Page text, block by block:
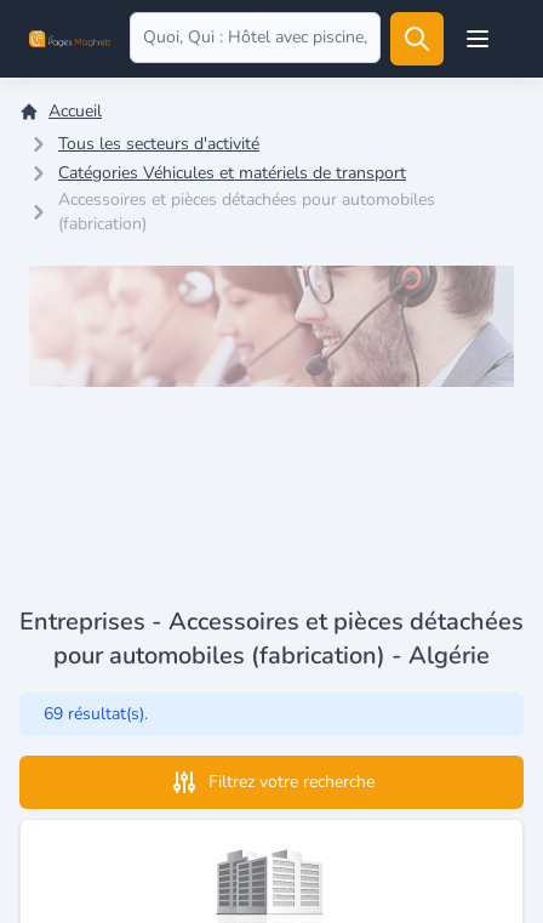
Open
Accueil
Tous les secteurs d'activité
Catégories Véhicules et matériels de transport
Accessoires et pièces détachées pour automobiles
(fabrication)
Entreprises - Accessoires et pièces détachées
pour automobiles (fabrication) - Algérie
69 résultat(s).
Filtrez votre recherche